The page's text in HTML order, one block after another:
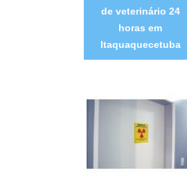
de veterinário 24
horas em
Itaquaquecetuba